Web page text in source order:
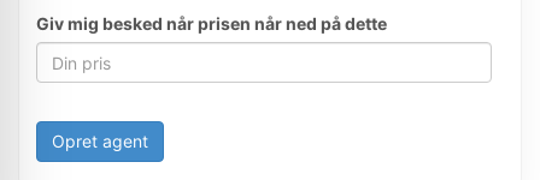
Giv mig besked når prisen når ned på dette
Opret agent